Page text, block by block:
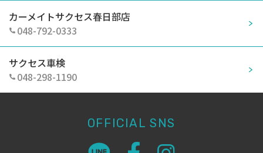
カーメイトサクセス春日部店
048-792-0333
サクセス車検
048-298-1190
OFFICIAL SNS